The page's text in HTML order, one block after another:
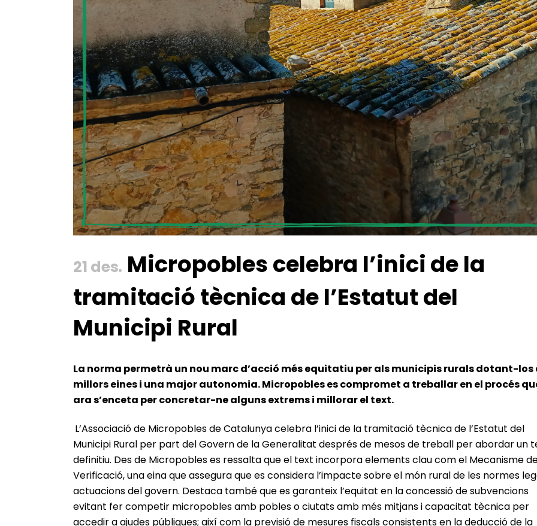
21 des. Micropobles celebra l’inici de la
tramitació tècnica de l’Estatut del
Municipi Rural
La norma permetrà un nou marc d’acció més equitatiu per als municipis rurals dotant-los
millors eines i una major autonomia. Micropobles es compromet a treballar en el procés
ara s’enceta per concretar-ne alguns extrems i millorar el text.
L’Associació de Micropobles de Catalunya celebra l’inici de la tramitació tècnica de l’Estatut del
Municipi Rural per part del Govern de la Generalitat després de mesos de treball per abordar un
definitiu. Des de Micropobles es ressalta que el text incorpora elements clau com el Mecanisme
Verificació, una eina que assegura que es considera l’impacte sobre el món rural de les normes
actuacions del govern. Destaca també que es garanteix l’equitat en la concessió de subvencions
evitant fer competir micropobles amb pobles o ciutats amb més mitjans i capacitat tècnica per
accedir a ajudes públiques; així com la previsió de mesures fiscals consistents en la deducció de la